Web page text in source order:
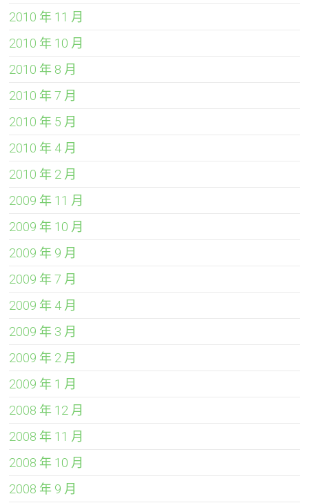
2010 年 11 月
2010 年 10 月
2010 年 8 月
2010 年 7 月
2010 年 5 月
2010 年 4 月
2010 年 2 月
2009 年 11 月
2009 年 10 月
2009 年 9 月
2009 年 7 月
2009 年 4 月
2009 年 3 月
2009 年 2 月
2009 年 1 月
2008 年 12 月
2008 年 11 月
2008 年 10 月
2008 年 9 月